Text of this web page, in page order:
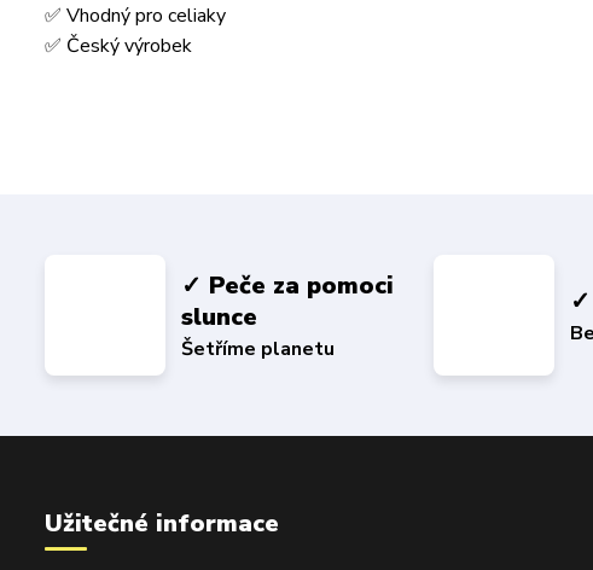
✅ Vhodný pro celiaky
✅ Český výrobek
✓ Peče za pomoci
slunce
Šetříme planetu
Užitečné informace